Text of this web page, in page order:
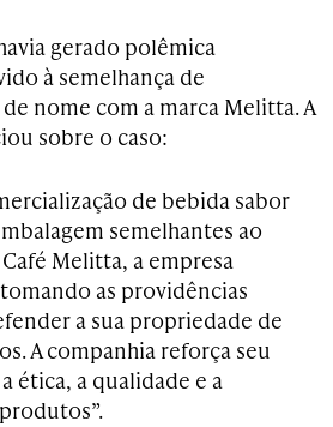
gerado polêmica
à semelhança de
nome com a marca Melitta. A
sobre o caso:
de bebida sabor
semelhantes ao
Melitta, a empresa
as providências
a sua propriedade de
A companhia reforça seu
ética, a qualidade e a